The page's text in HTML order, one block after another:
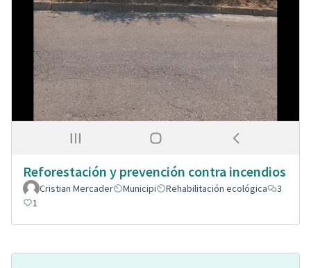
Reforestación y prevención contra incendios
Cristian Mercader Municipi Rehabilitación ecológica
3
1